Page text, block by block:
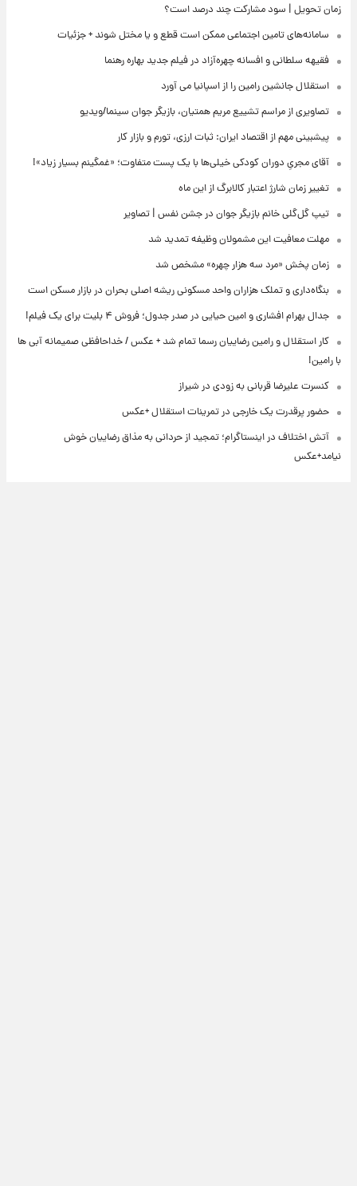
زمان تحویل | سود مشارکت چند درصد است؟
سامانه‌های تامین اجتماعی ممکن است قطع و یا مختل شوند + جزئیات
فقیهه سلطانی و افسانه چهره‌آزاد در فیلم جدید بهاره رهنما
استقلال جانشین رامین را از اسپانیا می آورد
تصاویری از مراسم تشییع مریم همتیان، بازیگر جوان سینما/ویدیو
پیشبینی مهم از اقتصاد ایران: ثبات ارزی، تورم و بازار کار
آقای مجریِ دوران کودکی خیلی‌ها با یک پست متفاوت؛ «غمگینم بسیار زیاد»!
تغییر زمان شارژ اعتبار کالابرگ از این ماه
تیپ گل‌گلی خانم بازیگر جوان در جشن نفس | تصاویر
مهلت معافیت این مشمولان وظیفه تمدید شد
زمان پخش «مرد سه هزار چهره» مشخص شد
بنگاه‌داری و تملک هزاران واحد مسکونی ریشه اصلی بحران در بازار مسکن است
جدال بهرام افشاری و امین حیایی در صدر جدول؛ فروش ۴ بلیت برای یک فیلم!
کار استقلال و رامین رضاییان رسما تمام شد + عکس / خداحافظی صمیمانه آبی ها
با رامین!
کنسرت علیرضا قربانی به زودی در شیراز
حضور پرقدرت یک خارجی در تمرینات استقلال +عکس
آتش اختلاف در اینستاگرام؛ تمجید از حردانی به مذاق رضاییان خوش
نیامد+عکس